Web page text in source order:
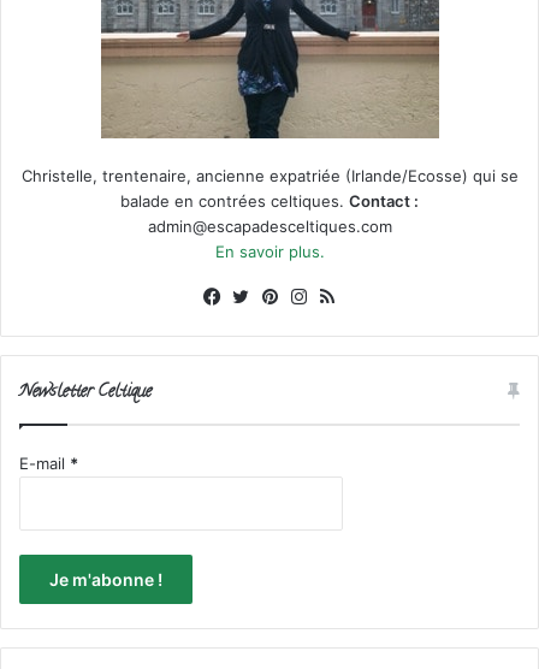
Christelle, trentenaire, ancienne expatriée (Irlande/Ecosse) qui se
balade en contrées celtiques. Contact :
admin@escapadesceltiques.com
En savoir plus.
Facebook
X PinterestInstagram
Newsletter Celtique
E-mail *